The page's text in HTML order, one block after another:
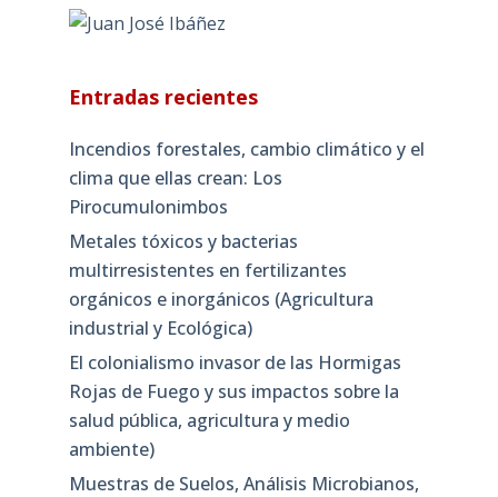
Entradas recientes
Incendios forestales, cambio climático y el
clima que ellas crean: Los
Pirocumulonimbos
Metales tóxicos y bacterias
multirresistentes en fertilizantes
orgánicos e inorgánicos (Agricultura
industrial y Ecológica)
El colonialismo invasor de las Hormigas
Rojas de Fuego y sus impactos sobre la
salud pública, agricultura y medio
ambiente)
Muestras de Suelos, Análisis Microbianos,